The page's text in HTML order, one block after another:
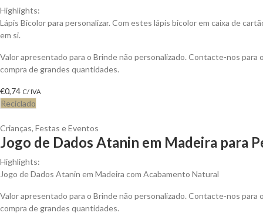
Highlights:
Lápis Bicolor para personalizar. Com estes lápis bicolor em caixa de
em si.
Valor apresentado para o Brinde não personalizado. Contacte-nos para
compra de grandes quantidades.
€0,74 C/ IVA
Reciclado
Crianças, Festas e Eventos
Jogo de Dados Atanin em Madeira para
Highlights:
Jogo de Dados Atanin em Madeira com Acabamento Natural
Valor apresentado para o Brinde não personalizado. Contacte-nos para
compra de grandes quantidades.